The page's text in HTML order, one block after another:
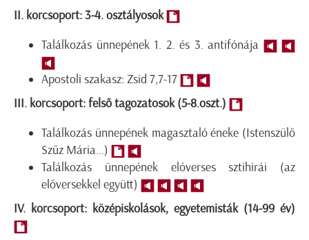
II. korcsoport: 3-4. osztályosok
Találkozás ünnepének 1. 2. és 3. antifónája
Apostoli szakasz: Zsid 7,7-17
III. korcsoport: felső tagozatosok (5-8.oszt.)
Találkozás ünnepének magasztaló éneke (Istenszülő
Szűz Mária...)
Találkozás ünnepének elóverses sztihirái (az
előversekkel együtt)
IV. korcsoport: középiskolások, egyetemisták (14-99 év)